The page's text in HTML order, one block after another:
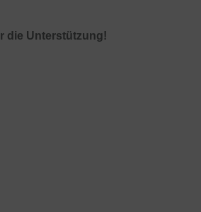
die Unterstützung!